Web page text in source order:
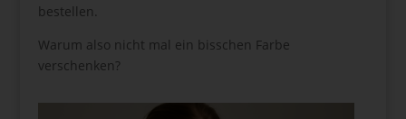
bestellen.
Warum also nicht mal ein bisschen Farbe
verschenken?